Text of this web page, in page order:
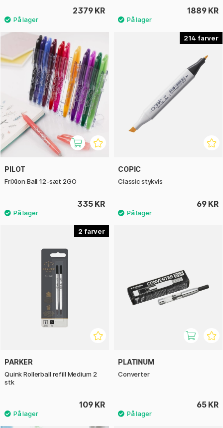
2379 KR 1889 KR
PILOT
FriXion Ball 12-sæt 2GO
335 KR
214
COPIC
Classic stykvis
69 KR
2
PARKER
Quink Rollerball refill Medium 2
stk
109 KR
PLATINUM
Converter
65 KR